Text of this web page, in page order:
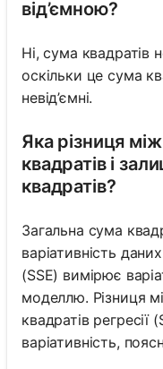
від’ємною?
Ні, сума квадратів
оскільки це сума
невід’ємні.
Яка різниця
квадратів і
квадратів?
Загальна сума
варіативність
(SSE) вимірює
моделлю. Різниця
квадратів регресії
варіативність,